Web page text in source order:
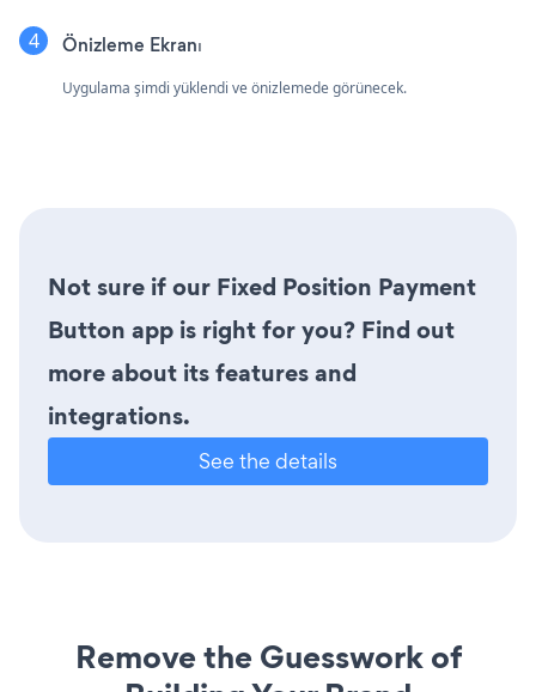
Önizleme Ekranı
Uygulama şimdi yüklendi ve önizlemede görünecek.
Not sure if our Fixed Position Payment
Button app is right for you? Find out
more about its features and
integrations.
See the details
Remove the Guesswork of